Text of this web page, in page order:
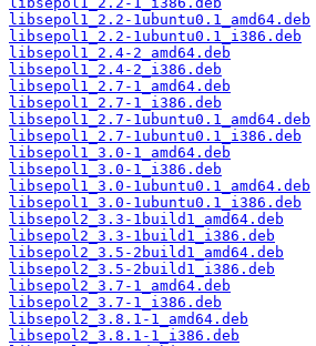
libsepol1_2.2-1ubuntu0.1_amd64.deb
libsepol1_2.2-1ubuntu0.1_i386.deb
libsepol1_2.4-2_amd64.deb
libsepol1_2.4-2_i386.deb
libsepol1_2.7-1_amd64.deb
libsepol1_2.7-1_i386.deb
libsepol1_2.7-1ubuntu0.1_amd64.deb
libsepol1_2.7-1ubuntu0.1_i386.deb
libsepol1_3.0-1_amd64.deb
libsepol1_3.0-1_i386.deb
libsepol1_3.0-1ubuntu0.1_amd64.deb
libsepol1_3.0-1ubuntu0.1_i386.deb
libsepol2_3.3-1build1_amd64.deb
libsepol2_3.3-1build1_i386.deb
libsepol2_3.5-2build1_amd64.deb
libsepol2_3.5-2build1_i386.deb
libsepol2_3.7-1_amd64.deb
libsepol2_3.7-1_i386.deb
libsepol2_3.8.1-1_amd64.deb
libsepol2_3.8.1-1_i386.deb